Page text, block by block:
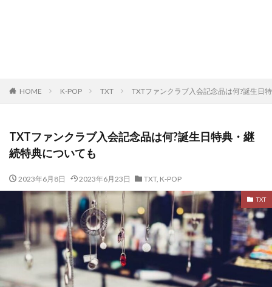
HOME K-POP TXT TXTファンクラブ入会記念品は何?誕生日
TXTファンクラブ入会記念品は何?誕生日特典・継
続特典についても
2023年6月8日 2023年6月23日 TXT, K-POP
TXT